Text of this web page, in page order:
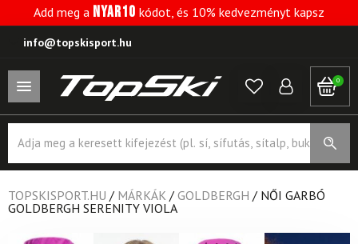
Add meg a NYAR10 kódot, és 10% kedvezményt kapsz
info@topskisport.hu
0
search
TOPSKISPORT.HU / MÁRKÁK / GOLDBERGH / NŐI GARBÓ
GOLDBERGH SERENITY VIOLA